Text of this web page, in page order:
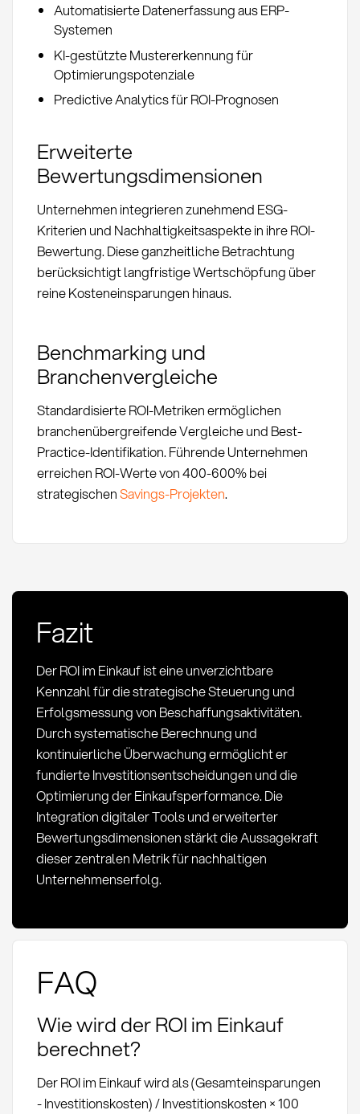
Automatisierte Datenerfassung aus ERP-
Systemen
KI-gestützte Mustererkennung für
Optimierungspotenziale
Predictive Analytics für ROI-Prognosen
Erweiterte
Bewertungsdimensionen
Unternehmen integrieren zunehmend ESG-
Kriterien und Nachhaltigkeitsaspekte in ihre ROI-
Bewertung. Diese ganzheitliche Betrachtung
berücksichtigt langfristige Wertschöpfung über
reine Kosteneinsparungen hinaus.
Benchmarking und
Branchenvergleiche
Standardisierte ROI-Metriken ermöglichen
branchenübergreifende Vergleiche und Best-
Practice-Identifikation. Führende Unternehmen
erreichen ROI-Werte von 400-600% bei
strategischenSavings-Projekten.
Fazit
Der ROI im Einkauf ist eine unverzichtbare
Kennzahl für die strategische Steuerung und
Erfolgsmessung von Beschaffungsaktivitäten.
Durch systematische Berechnung und
kontinuierliche Überwachung ermöglicht er
fundierte Investitionsentscheidungen und die
Optimierung der Einkaufsperformance. Die
Integration digitaler Tools und erweiterter
Bewertungsdimensionen stärkt die Aussagekraft
dieser zentralen Metrik für nachhaltigen
Unternehmenserfolg.
FAQ
Wie wird der ROI im Einkauf
berechnet?
Der ROI im Einkauf wird als (Gesamteinsparungen
- Investitionskosten) / Investitionskosten × 100